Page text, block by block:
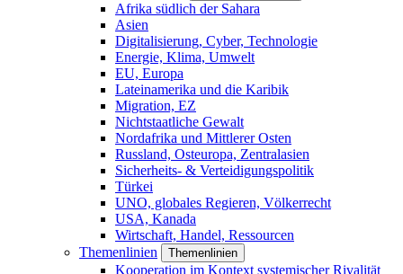
Afrika südlich der Sahara
Asien
Digitalisierung, Cyber, Technologie
Energie, Klima, Umwelt
EU, Europa
Lateinamerika und die Karibik
Migration, EZ
Nichtstaatliche Gewalt
Nordafrika und Mittlerer Osten
Russland, Osteuropa, Zentralasien
Sicherheits- & Verteidigungspolitik
Türkei
UNO, globales Regieren, Völkerrecht
USA, Kanada
Wirtschaft, Handel, Ressourcen
Themenlinien
Themenlinien
Kooperation im Kontext systemischer Rivalität